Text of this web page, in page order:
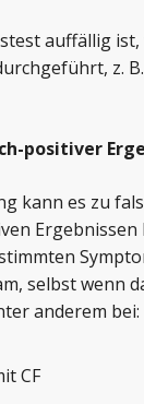
auffällig
z.
positiver
kann es zu
Ergebnissen
selbst wenn
anderem bei:
CF